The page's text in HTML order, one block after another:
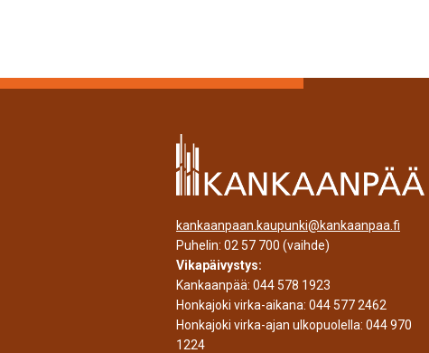
kankaanpaan.kaupunki@kankaanpaa.fi
Puhelin: 02 57 700 (vaihde)
Vikapäivystys:
Kankaanpää: 044 578 1923
Honkajoki virka-aikana: 044 577 2462
Honkajoki virka-ajan ulkopuolella: 044 970
1224